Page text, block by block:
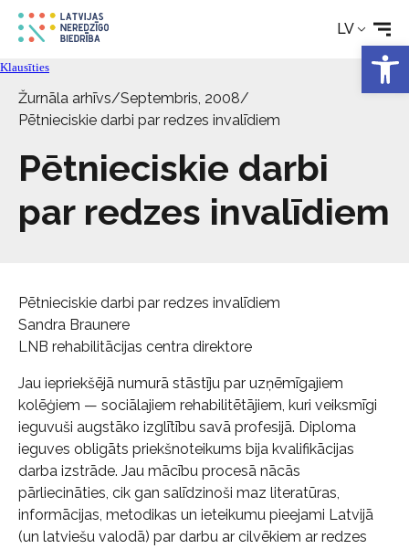
LV
Par biedrību
Kontakti
Klausīties
Žurnāla arhīvs/Septembris, 2008/
Pētnieciskie darbi par redzes invalīdiem
Pētnieciskie darbi
par redzes invalīdiem
Pētnieciskie darbi par redzes invalīdiem
Sandra Braunere
LNB rehabilitācijas centra direktore
Jau iepriekšējā numurā stāstīju par uzņēmīgajiem
kolēģiem — sociālajiem rehabilitētājiem, kuri veiksmīgi
ieguvuši augstāko izglītību savā profesijā. Diploma
ieguves obligāts priekšnoteikums bija kvalifikācijas
darba izstrāde. Jau mācību procesā nācās
pārliecināties, cik gan salīdzinoši maz literatūras,
informācijas, metodikas un ieteikumu pieejami Latvijā
(un latviešu valodā) par darbu ar cilvēkiem ar redzes